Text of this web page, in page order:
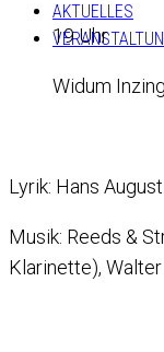
AKTUELLES
19 Uhr
Widum
Lyrik: Hans
Musik: Reeds &
Klarinette),